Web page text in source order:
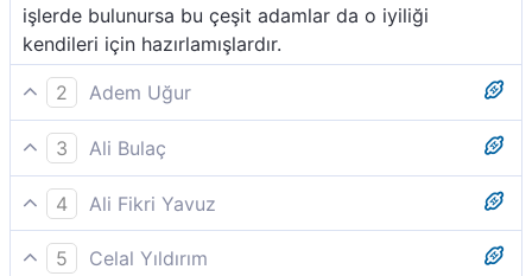
işlerde bulunursa bu çeşit adamlar da o iyiliği
kendileri için hazırlamışlardır.
2
Adem Uğur
Kim inkâr ederse, inkârı kendi aleyhine olur. İyi işler
yapanlara gelince, onlar da kendileri için (cennetteki
yerlerini) hazırlamış olurlar.
3
Ali Bulaç
Kim inkar ederse, artık onun inkarı kendi aleyhinedir;
kim salih bir amelde bulunursa, artık onlar kendi
lehlerine olarak (cennetteki yerlerini) döşeyip
4
Ali Fikri Yavuz
Kim kâfir olursa, küfrü kendi aleyhinedir. Kim de salih
5
Celal Yıldırım